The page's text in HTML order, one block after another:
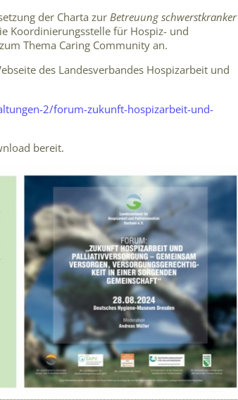
der Charta zur Betreuung schwerstkranker
Koordinierungsstelle für Hospiz- und
Thema Caring Community an.
des Landesverbandes Hospizarbeit und
2/forum-zukunft-hospizarbeit-und-
bereit.